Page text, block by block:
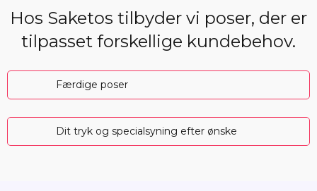
Hos Saketos tilbyder vi poser, der er
tilpasset forskellige kundebehov.
Færdige poser
Dit tryk og specialsyning efter ønske